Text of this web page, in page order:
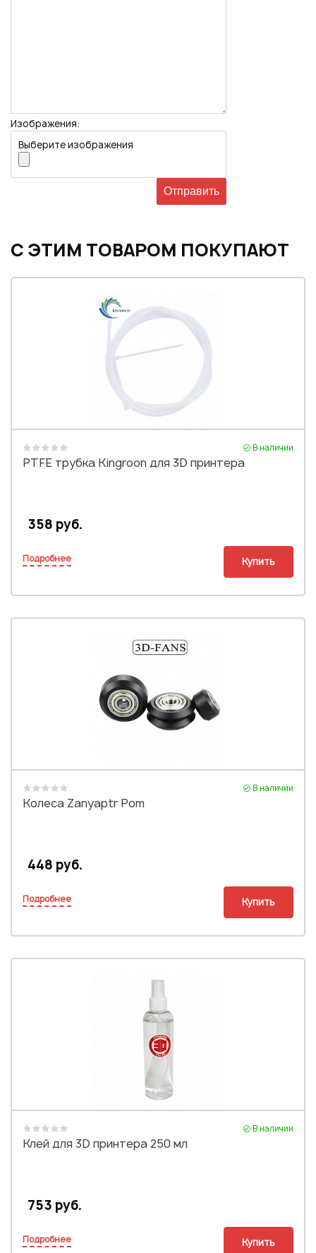
Изображения:
Выберите изображения
С ЭТИМ ТОВАРОМ ПОКУПАЮТ
В наличии
PTFE трубка Kingroon для 3D принтера
358 руб.
Подробнее Купить
В наличии
Колеса Zanyaptr Pom
448 руб.
Подробнее Купить
В наличии
Клей для 3D принтера 250 мл
753 руб.
Подробнее Купить